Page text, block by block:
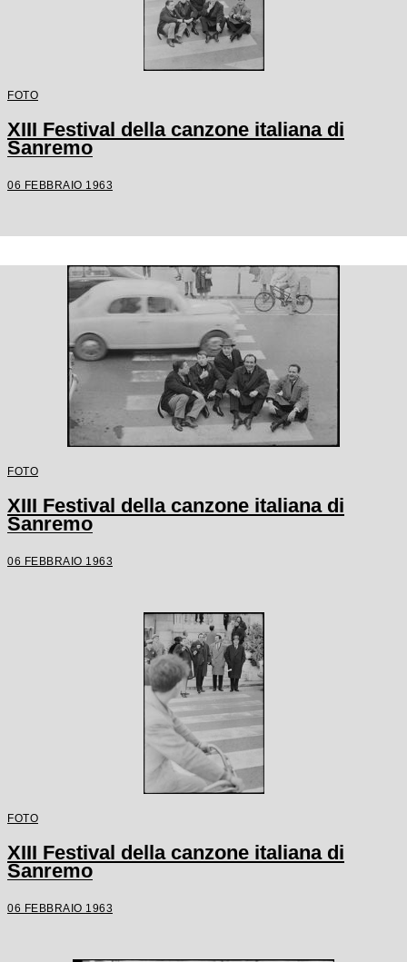
FOTO
XIII Festival della canzone italiana di
Sanremo
06 FEBBRAIO 1963
FOTO
XIII Festival della canzone italiana di
Sanremo
06 FEBBRAIO 1963
FOTO
XIII Festival della canzone italiana di
Sanremo
06 FEBBRAIO 1963